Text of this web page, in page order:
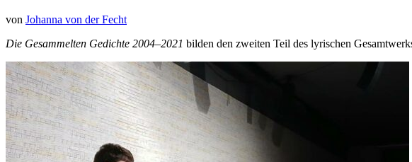
von Johanna von der Fecht
Die Gesammelten Gedichte 2004–2021 bilden den zweiten Teil des lyrischen